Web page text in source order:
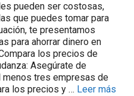
pueden ser costosas,
que puedes tomar para
te presentamos
para ahorrar dinero en
los precios de
Asegúrate de
tres empresas de
los precios y … Leer más